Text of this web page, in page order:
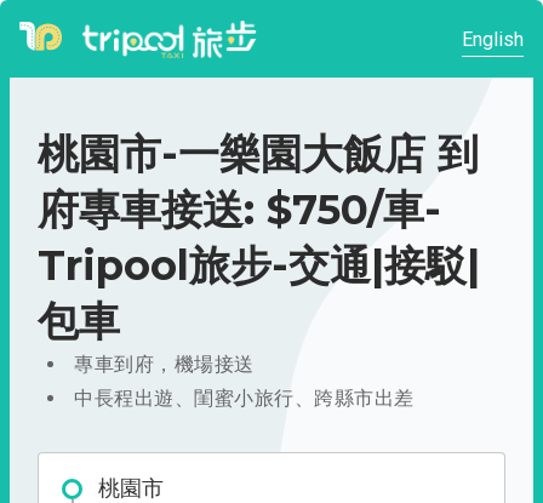
English
桃園市-一樂園大飯店 到
府專車接送: $750/車-
Tripool旅步-交通|接駁|
包車
專車到府，機場接送
中長程出遊、閨蜜小旅行、跨縣市出差
桃園市